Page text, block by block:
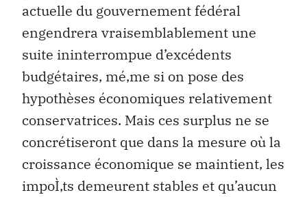
actuelle du gouvernement fédéral
engendrera vraisemblablement une
suite ininterrompue d’excédents
budgétaires, mé‚me si on pose des
hypothèses économiques relativement
conservatrices. Mais ces surplus ne se
concrétiseront que dans la mesure où la
croissance économique se maintient, les
impoÌ‚ts demeurent stables et qu’aucun